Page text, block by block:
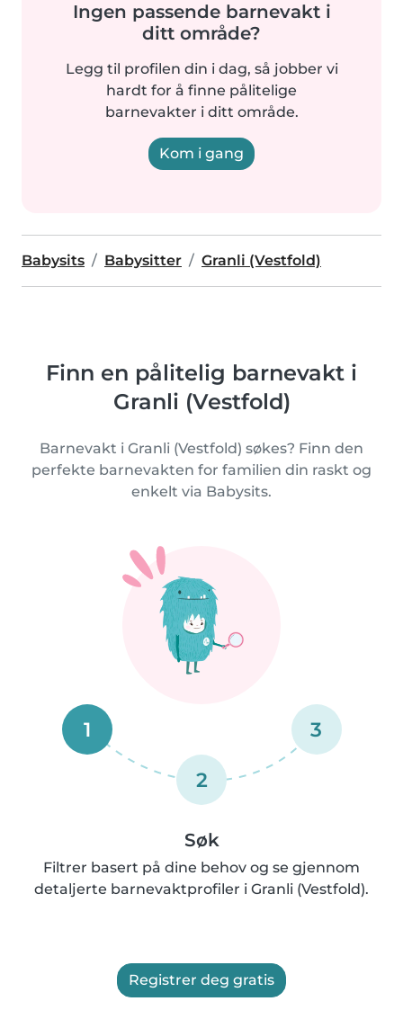
Ingen passende barnevakt i
ditt område?
Legg til profilen din i dag, så jobber vi
hardt for å finne pålitelige
barnevakter i ditt område.
Kom i gang
Babysits Babysitter Granli (Vestfold)
Finn en pålitelig barnevakt i
Granli (Vestfold)
Barnevakt i Granli (Vestfold) søkes? Finn den
perfekte barnevakten for familien din raskt og
enkelt via Babysits.
1
2
3
Søk
Filtrer basert på dine behov og se gjennom
detaljerte barnevaktprofiler i Granli (Vestfold).
Registrer deg gratis